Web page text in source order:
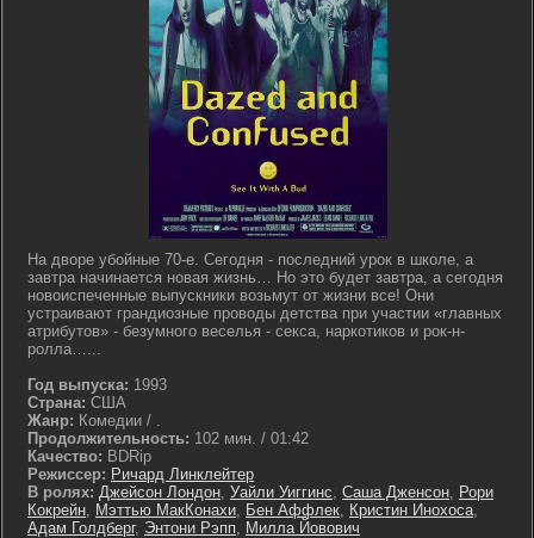
На дворе убойные 70-е. Сегодня - последний урок в школе, а
завтра начинается новая жизнь… Но это будет завтра, а сегодня
новоиспеченные выпускники возьмут от жизни все! Они
устраивают грандиозные проводы детства при участии «главных
атрибутов» - безумного веселья - секса, наркотиков и рок-н-
ролла…...
Год выпуска: 1993
Страна: США
Жанр: Комедии / .
Продолжительность: 102 мин. / 01:42
Качество: BDRip
Режиссер: Ричард Линклейтер
В ролях: Джейсон Лондон, Уайли Уиггинс, Саша Дженсон, Рори
Кокрейн, Мэттью МакКонахи, Бен Аффлек, Кристин Инохоса,
Адам Голдберг, Энтони Рэпп, Милла Йовович